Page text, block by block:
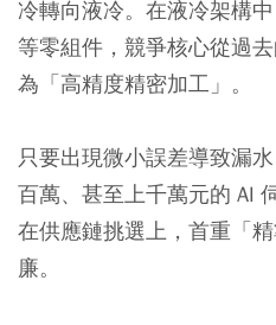
冷轉向液冷。在液冷架構
等零組件，競爭核心從過
為「高精度精密加工」。
只要出現微小誤差導致漏
百萬、甚至上千萬元的 AI
在供應鏈挑選上，首重「
廉。